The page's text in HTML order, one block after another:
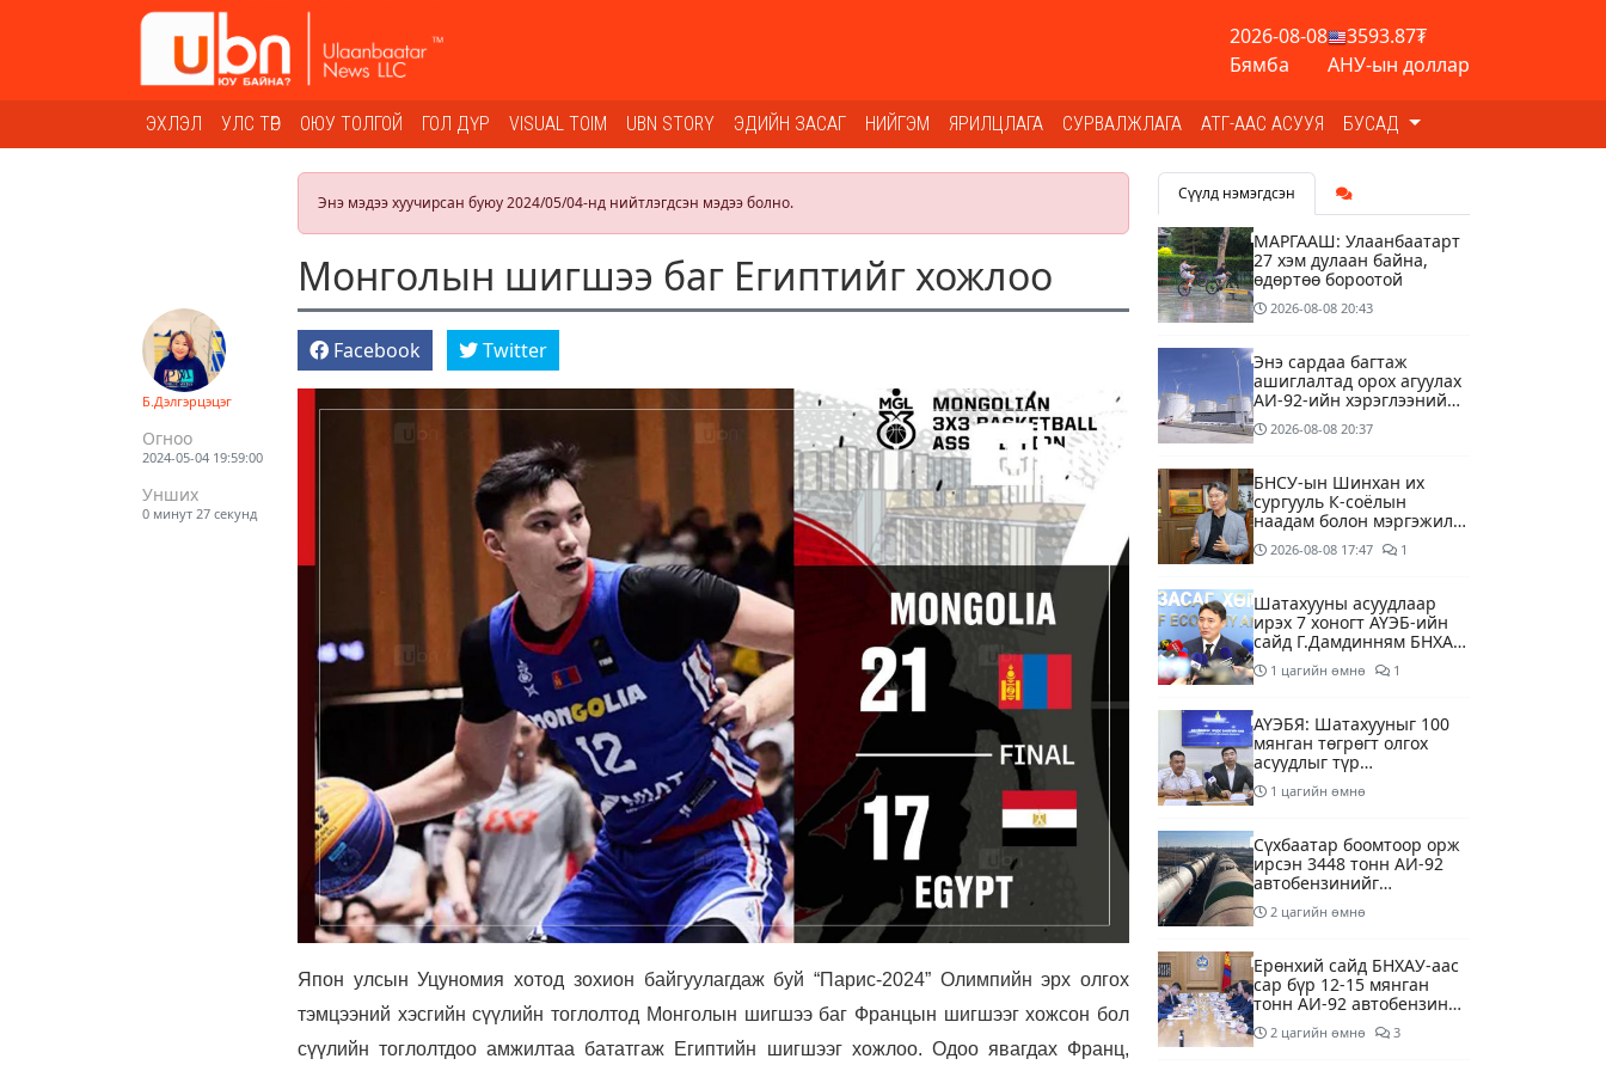
2026-08-08
Бямба
3593.87₮
АНУ-ын доллар
ЭХЛЭЛ УЛС ТӨР ОЮУ ТОЛГОЙ ГОЛ ДҮР VISUAL TOIM UBN STORY ЭДИЙН ЗАСАГ НИЙГЭМ ЯРИЛЦЛАГА СУРВАЛЖЛАГА АТГ-ААС АСУУЯ БУСАД
Энэ мэдээ хуучирсан буюу 2024/05/04-нд нийтлэгдсэн мэдээ болно.
Монголын шигшээ баг Египтийг хожлоо
Б.Дэлгэрцэцэг
Огноо
2024-05-04 19:59:00
Унших
0 минут 27 секунд
Facebook Twitter
Япон улсын Уцуномия хотод зохион байгуулагдаж буй “Парис-2024” Олимпийн эрх олгох
тэмцээний хэсгийн сүүлийн тоглолтод Монголын шигшээ баг Францын шигшээг хожсон бол
сүүлийн тоглолтдоо амжилтаа бататгаж Египтийн шигшээг хожлоо. Одоо явагдах Франц,
Сүүлд нэмэгдсэн
МАРГААШ: Улаанбаатарт
27 хэм дулаан байна,
өдөртөө бороотой
2026-08-08 20:43
Энэ сардаа багтаж
ашиглалтад орох агуулах
АИ-92-ийн хэрэглээний
13 хоногийн хэрэгцээг
бүрэн хангана
2026-08-08 20:37
БНСУ-ын Шинхан их
сургууль К-соёлын
наадам болон мэргэжилд
суурилсан боловсролын
сайн дурын хөтөлбөрийг
2026-08-08 17:47 1
Шатахууны асуудлаар
ирэх 7 хоногт АҮЭБ-ийн
сайд Г.Дамдинням БНХАУ-
д томилолтоор ажиллана
1 цагийн өмнө 1
АҮЭБЯ: Шатахууныг 100
мянган төгрөгт олгох
асуудлыг түр
хойшлууллаа
1 цагийн өмнө
Сүхбаатар боомтоор орж
ирсэн 3448 тонн АИ-92
автобензинийг
агуулахуудад буулгах
ажлыг зохион байгуулж
2 цагийн өмнө
Ерөнхий сайд БНХАУ-аас
сар бүр 12-15 мянган
тонн АИ-92 автобензин
тогтмол нийлүүлэх хүсэлт
тавилаа
2 цагийн өмнө 3